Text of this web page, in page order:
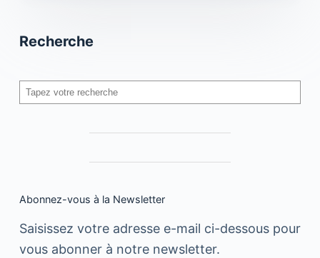
Recherche
Rechercher
Abonnez-vous à la Newsletter
Saisissez votre adresse e-mail ci-dessous pour
vous abonner à notre newsletter.